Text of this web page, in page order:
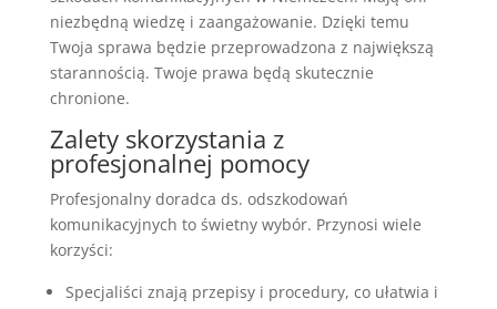
niezbędną wiedzę i zaangażowanie. Dzięki temu
Twoja sprawa będzie przeprowadzona z największą
starannością. Twoje prawa będą skutecznie
chronione.
Zalety skorzystania z
profesjonalnej pomocy
Profesjonalny doradca ds. odszkodowań
komunikacyjnych to świetny wybór. Przynosi wiele
korzyści:
Specjaliści znają przepisy i procedury, co ułatwia i